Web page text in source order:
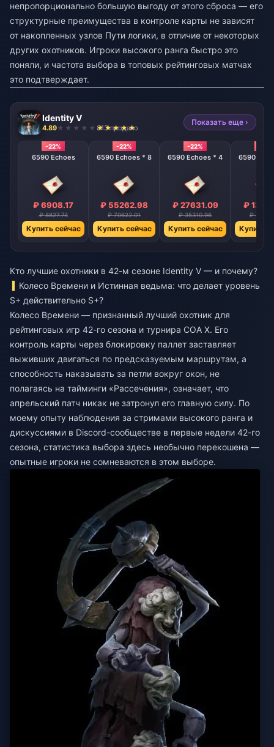
непропорционально большую выгоду от этого сброса — его
структурные преимущества в контроле карты не зависят
от накопленных узлов Пути логики, в отличие от некоторых
других охотников. Игроки высокого ранга быстро это
поняли, и частота выбора в топовых рейтинговых матчах
это подтверждает.
Identity V
4.89 813 продано
Показать еще ›
-22%
6590 Echoes
₽ 6908.17
₽ 8827.74
Купить сейчас
-22%
6590 Echoes * 8
₽ 55262.98
₽ 70622.01
Купить сейчас
-22%
6590 Echoes * 4
₽ 27631.09
₽ 35310.96
Купить сейчас
6590
₽
₽
Купить
Кто лучшие охотники в 42-м сезоне Identity V — и почему?
Колесо Времени и Истинная ведьма: что делает уровень
S+ действительно S+?
Колесо Времени — признанный лучший охотник для
рейтинговых игр 42-го сезона и турнира COA X. Его
контроль карты через блокировку паллет заставляет
выживших двигаться по предсказуемым маршрутам, а
способность наказывать за петли вокруг окон, не
полагаясь на тайминги «Рассечения», означает, что
апрельский патч никак не затронул его главную силу. По
моему опыту наблюдения за стримами высокого ранга и
дискуссиями в Discord-сообществе в первые недели 42-го
сезона, статистика выбора здесь необычно перекошена —
опытные игроки не сомневаются в этом выборе.